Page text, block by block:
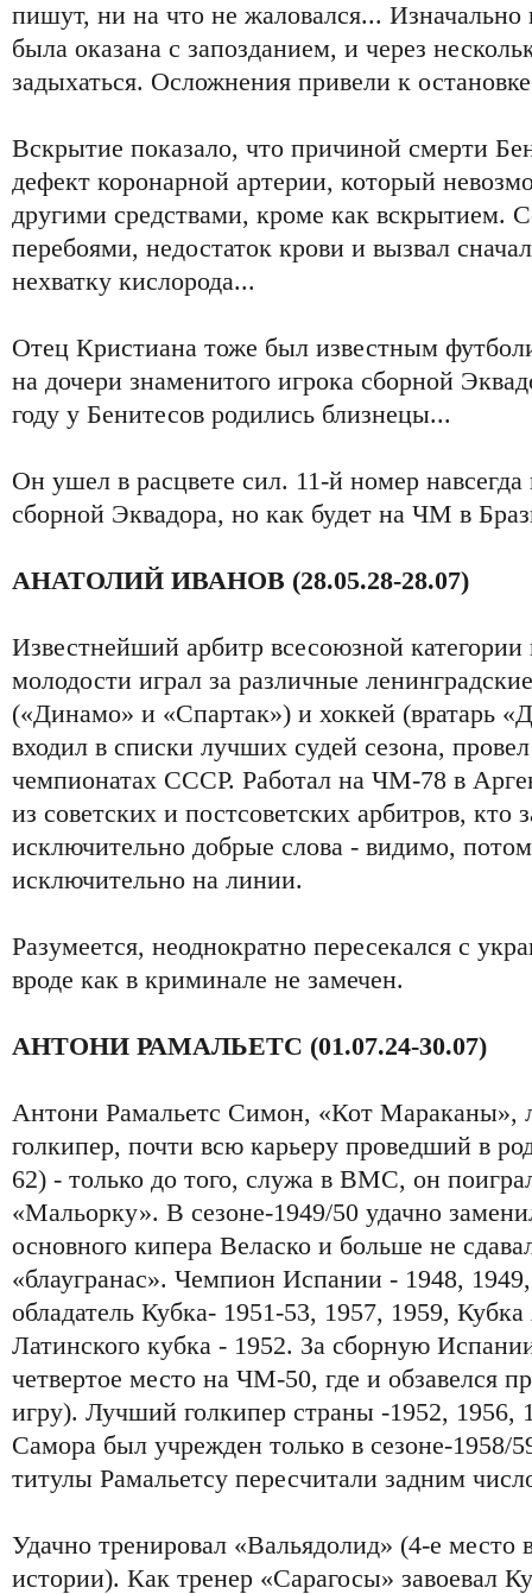
пишут, ни на что не жаловался...
была оказана с запозданием, и через
задыхаться. Осложнения привели к
Вскрытие показало, что причиной смерти
дефект коронарной артерии, который
другими средствами, кроме как вскрытием.
перебоями, недостаток крови и вызвал
нехватку кислорода...
Отец Кристиана тоже был известным
на дочери знаменитого игрока сборной
году у Бенитесов родились близнецы...
Он ушел в расцвете сил. 11-й номер навсегда
сборной Эквадора, но как будет на ЧМ в
АНАТОЛИЙ ИВАНОВ (28.05.28-28.07)
Известнейший арбитр всесоюзной
молодости играл за различные
(«Динамо» и «Спартак») и хоккей (вратарь
входил в списки лучших судей сезона,
чемпионатах СССР. Работал на ЧМ-78 в
из советских и постсоветских арбитров, кто
исключительно добрые слова - видимо,
исключительно на линии.
Разумеется, неоднократно пересекался с
вроде как в криминале не замечен.
АНТОНИ РАМАЛЬЕТС (01.07.24-30.07)
Антони Рамальетс Симон, «Кот Мараканы»,
голкипер, почти всю карьеру проведший в
62) - только до того, служа в ВМС, он
«Мальорку». В сезоне-1949/50 удачно
основного кипера Веласко и больше не
«блаугранас». Чемпион Испании - 1948,
обладатель Кубка- 1951-53, 1957, 1959,
Латинского кубка - 1952. За сборную
четвертое место на ЧМ-50, где и обзавелся
игру). Лучший голкипер страны -1952, 1956,
Самора был учрежден только в сезоне-1958/
титулы Рамальетсу пересчитали задним
Удачно тренировал «Вальядолид» (4-е
истории). Как тренер «Сарагосы» завоевал